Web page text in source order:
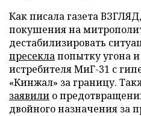
Как писала газета
покушения на
дестабилизировать
пресеклапопытку угона
истребителя МиГ-31 с
«Кинжал» за границу.
заявили о
двойного назначения за